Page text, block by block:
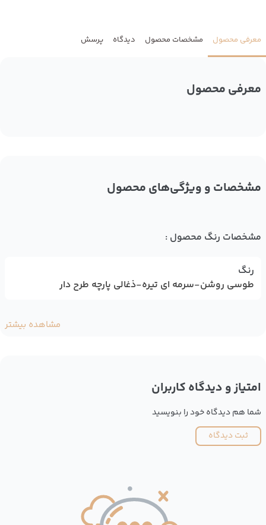
معرفی محصول مشخصات محصول دیدگاه پرسش
معرفی محصول
مشخصات و ویژگی‌های محصول
مشخصات رنگ محصول :
رنگ
طوسی روشن-سرمه ای تیره-ذغالی پارچه طرح دار
مشاهده بیشتر
امتیاز و دیدگاه کاربران
شما هم دیدگاه خود را بنویسید
ثبت دیدگاه